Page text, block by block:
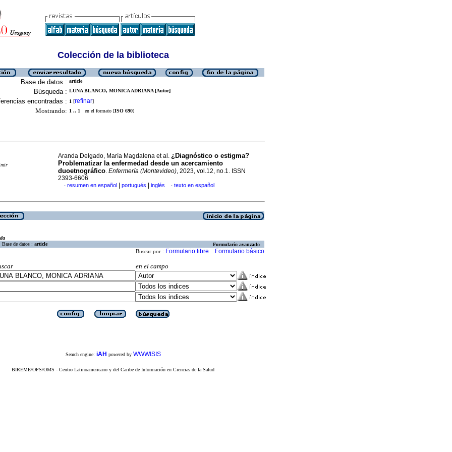
Colección de la biblioteca
Base de datos : article
Búsqueda : LUNA BLANCO, MONICA ADRIANA [Autor]
encontradas : 1 [refinar]
Mostrando: 1 .. 1 en el formato [ISO 690]
Aranda Delgado, María Magdalena et al. ¿Diagnóstico o estigma?
Problematizar la enfermedad desde un acercamiento
duoetnográfico. Enfermería (Montevideo), 2023, vol.12, no.1. ISSN
2393-6606
· resumen en español portugués inglés · texto en español
Base de datos : article Formulario avanzado
Buscar por : Formulario libre Formulario básico
en el campo
Search engine: iAH powered by WWWISIS
BIREME/OPS/OMS - Centro Latinoamericano y del Caribe de Información en Ciencias de la Salud